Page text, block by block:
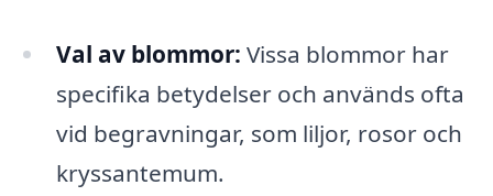
Val av blommor: Vissa blommor har
specifika betydelser och används ofta
vid begravningar, som liljor, rosor och
kryssantemum.